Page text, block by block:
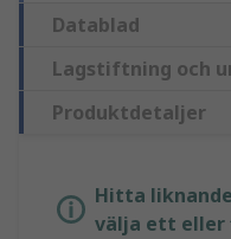
Datablad
Lagstiftning och
Produktdetaljer
Hitta
välja ett